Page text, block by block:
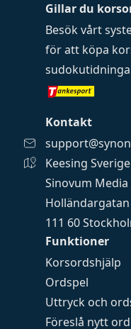
Funktioner
Korsordshjälp
Ordspel
Uttryck och
Föreslå nytt ord
Gillar du
Besök vårt
för att köpa
Kontakt
Keesing
Sinovum Media
111 60